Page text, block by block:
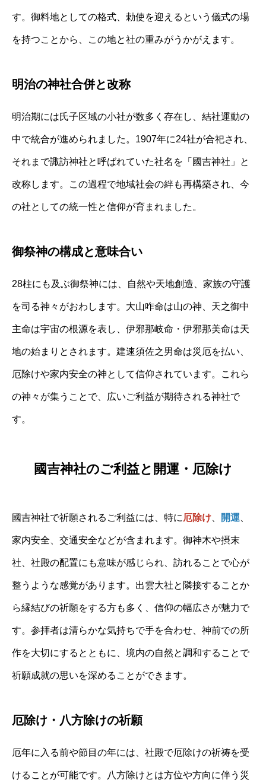
す。御料地としての格式、勅使を迎えるという儀式の場
を持つことから、この地と社の重みがうかがえます。
明治の神社合併と改称
明治期には氏子区域の小社が数多く存在し、結社運動の
中で統合が進められました。1907年に24社が合祀され、
それまで諏訪神社と呼ばれていた社名を「國吉神社」と
改称します。この過程で地域社会の絆も再構築され、今
の社としての統一性と信仰が育まれました。
御祭神の構成と意味合い
28柱にも及ぶ御祭神には、自然や天地創造、家族の守護
を司る神々がおわします。大山咋命は山の神、天之御中
主命は宇宙の根源を表し、伊邪那岐命・伊邪那美命は天
地の始まりとされます。建速須佐之男命は災厄を払い、
厄除けや家内安全の神として信仰されています。これら
の神々が集うことで、広いご利益が期待される神社で
す。
國吉神社のご利益と開運・厄除け
國吉神社で祈願されるご利益には、特に 厄除け 開運
家内安全、交通安全などが含まれます。御神木や摂末
社、社殿の配置にも意味が感じられ、訪れることで心が
整うような感覚があります。出雲大社と隣接することか
ら縁結びの祈願をする方も多く、信仰の幅広さが魅力で
す。参拝者は清らかな気持ちで手を合わせ、神前での所
作を大切にするとともに、境内の自然と調和することで
祈願成就の思いを深めることができます。
厄除け・八方除けの祈願
厄年に入る前や節目の年には、社殿で厄除けの祈祷を受
けることが可能です。八方除けとは方位や方向に伴う災